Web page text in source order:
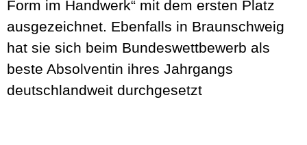
Form im Handwerk“ mit dem ersten Platz
ausgezeichnet. Ebenfalls in Braunschweig
hat sie sich beim Bundeswettbewerb als
beste Absolventin ihres Jahrgangs
deutschlandweit durchgesetzt